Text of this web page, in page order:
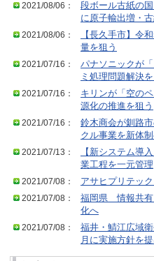
2021/08/06：
段ボール古紙の
に原子輸出増・
2021/08/06：
【長久手市】令
量を狙う
2021/07/16：
パナソニックが
ミ処理問題解決
2021/07/16：
キリンが「空の
源化の推進を狙う
2021/07/16：
鈴木商会が釧路
クル事業を新体
2021/07/13：
【新システム導
業工程を一元管理
2021/07/08：
アサヒプリテッ
2021/07/08：
福岡県 情報共有
化へ
2021/07/08：
福井・鯖江広域
月に実施方針を